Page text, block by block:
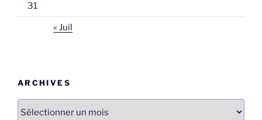
31
« Juil
ARCHIVES